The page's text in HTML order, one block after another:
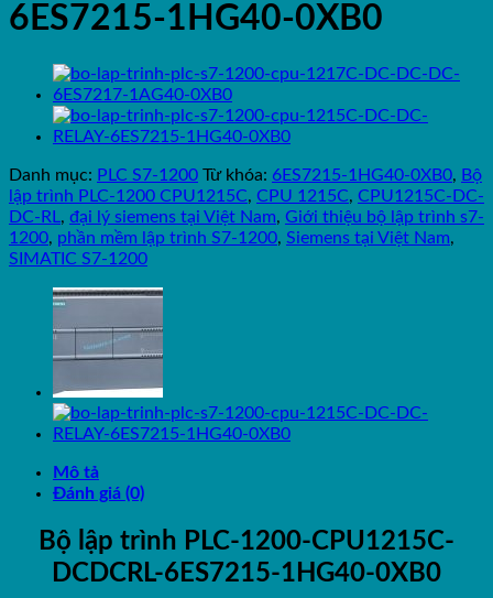
6ES7215-1HG40-0XB0
Danh mục: PLC S7-1200 Từ khóa: 6ES7215-1HG40-0XB0, Bộ
lập trình PLC-1200 CPU1215C, CPU 1215C, CPU1215C-DC-
DC-RL, đại lý siemens tại Việt Nam, Giới thiệu bộ lập trình s7-
1200, phần mềm lập trình S7-1200, Siemens tại Việt Nam,
SIMATIC S7-1200
Mô tả
Đánh giá (0)
Bộ lập trình PLC-1200-CPU1215C-
DCDCRL-6ES7215-1HG40-0XB0